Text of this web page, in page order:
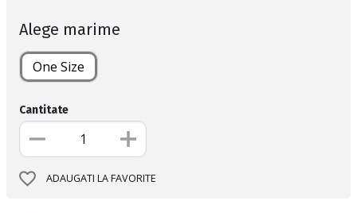
Alege marime
One Size
Cantitate
ADAUGATI LA FAVORITE